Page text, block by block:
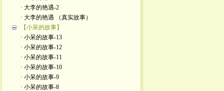
· 大李的艳遇-2
· 大李的艳遇 （真实故事）
【小呆的故事】
· 小呆的故事-13
· 小呆的故事-12
· 小呆的故事-11
· 小呆的故事-10
· 小呆的故事-9
· 小呆的故事-8